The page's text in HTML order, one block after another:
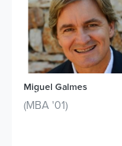
Miguel Galmes
(MBA '01)